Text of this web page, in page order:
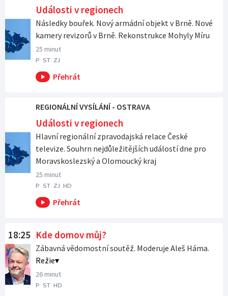
Události v regionech
Následky bouřek. Nový armádní objekt v Brně. Nové
kamery revizorů v Brně. Rekonstrukce Mohyly Míru
25 minut
P ST ZJ
REGIONÁLNÍ VYSÍLÁNÍ - OSTRAVA
Události v regionech
Hlavní regionální zpravodajská relace České
televize. Souhrn nejdůležitějších událostí dne pro
Moravskoslezský a Olomoucký kraj
25 minut
P ST ZJ HD
18:25 Kde domov můj?
Zábavná vědomostní soutěž. Moderuje Aleš Háma.
Režie
26 minut
P ST HD